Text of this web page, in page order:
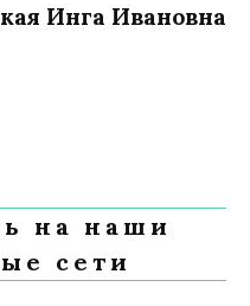
Инга Ивановна
на наши
сети